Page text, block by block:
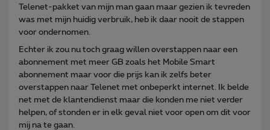
Telenet-pakket van mijn man gaan maar gezien ik tevreden
was met mijn huidig verbruik, heb ik daar nooit de stappen
voor ondernomen.
Echter ik zou nu toch graag willen overstappen naar een
abonnement met meer GB zoals het Mobile Smart
abonnement maar voor die prijs kan ik zelfs beter
overstappen naar Telenet met onbeperkt internet. Ik belde
net met de klantendienst maar die konden me niet verder
helpen, of stonden er in elk geval niet voor open om dit voor
mij na te gaan.